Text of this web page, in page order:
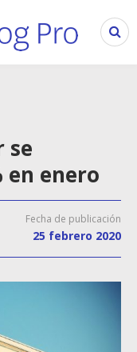
se
en enero
Fecha de publicación
25 febrero 2020